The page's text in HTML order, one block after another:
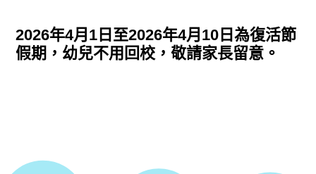
2026年4月1日至2026年4月10日為復活節
假期，幼兒不用回校，敬請家長留意。